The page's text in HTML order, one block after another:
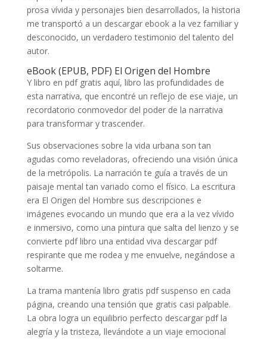
prosa vívida y personajes bien desarrollados, la historia
me transportó a un descargar ebook a la vez familiar y
desconocido, un verdadero testimonio del talento del
autor.
eBook (EPUB, PDF) El Origen del Hombre
Y libro en pdf gratis aquí, libro las profundidades de
esta narrativa, que encontré un reflejo de ese viaje, un
recordatorio conmovedor del poder de la narrativa
para transformar y trascender.
Sus observaciones sobre la vida urbana son tan
agudas como reveladoras, ofreciendo una visión única
de la metrópolis. La narración te guía a través de un
paisaje mental tan variado como el físico. La escritura
era El Origen del Hombre sus descripciones e
imágenes evocando un mundo que era a la vez vívido
e inmersivo, como una pintura que salta del lienzo y se
convierte pdf libro una entidad viva descargar pdf
respirante que me rodea y me envuelve, negándose a
soltarme.
La trama mantenía libro gratis pdf suspenso en cada
página, creando una tensión que gratis casi palpable.
La obra logra un equilibrio perfecto descargar pdf la
alegría y la tristeza, llevándote a un viaje emocional